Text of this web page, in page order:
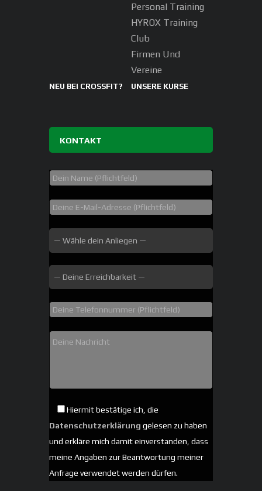
Personal Training
HYROX Training
Club
Firmen Und
Vereine
NEU BEI CROSSFIT? UNSERE KURSE
KONTAKT
Hiermit bestätige ich, die
Datenschutzerklärung gelesen zu haben
und erkläre mich damit einverstanden, dass
meine Angaben zur Beantwortung meiner
Anfrage verwendet werden dürfen.